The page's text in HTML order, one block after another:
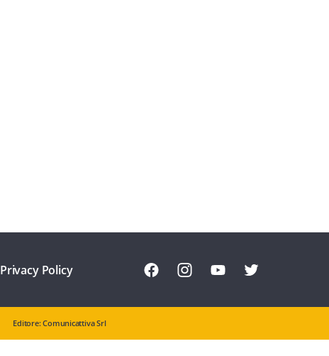
Privacy Policy
Editore: Comunicattiva Srl